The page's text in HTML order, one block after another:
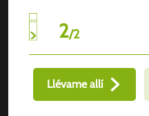
2/2
Llévame allí